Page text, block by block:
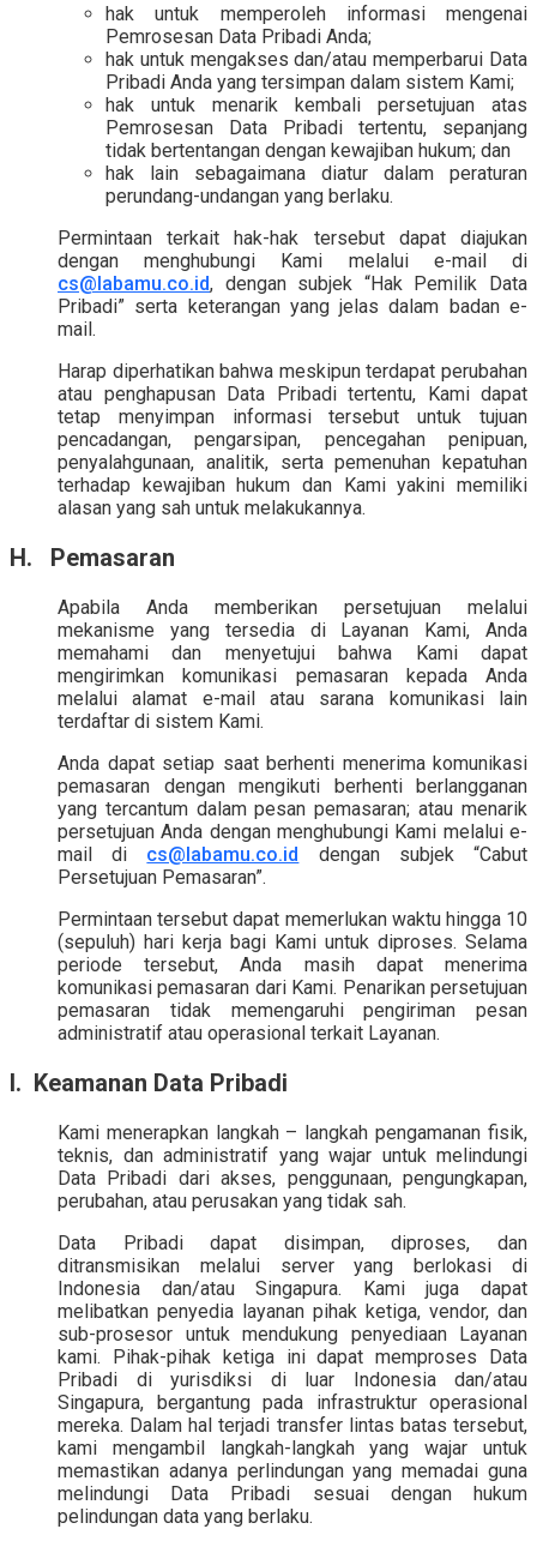
hak untuk memperoleh informasi mengenai
Pemrosesan Data Pribadi Anda;
hak untuk mengakses dan/atau memperbarui Data
Pribadi Anda yang tersimpan dalam sistem Kami;
hak untuk menarik kembali persetujuan atas
Pemrosesan Data Pribadi tertentu, sepanjang
tidak bertentangan dengan kewajiban hukum; dan
hak lain sebagaimana diatur dalam peraturan
perundang-undangan yang berlaku.
Permintaan terkait hak-hak tersebut dapat diajukan
dengan menghubungi Kami melalui e-mail di
cs@labamu.co.id, dengan subjek “Hak Pemilik Data
Pribadi” serta keterangan yang jelas dalam badan e-
mail.
Harap diperhatikan bahwa meskipun terdapat perubahan
atau penghapusan Data Pribadi tertentu, Kami dapat
tetap menyimpan informasi tersebut untuk tujuan
pencadangan, pengarsipan, pencegahan penipuan,
penyalahgunaan, analitik, serta pemenuhan kepatuhan
terhadap kewajiban hukum dan Kami yakini memiliki
alasan yang sah untuk melakukannya.
H. Pemasaran
Apabila Anda memberikan persetujuan melalui
mekanisme yang tersedia di Layanan Kami, Anda
memahami dan menyetujui bahwa Kami dapat
mengirimkan komunikasi pemasaran kepada Anda
melalui alamat e-mail atau sarana komunikasi lain
terdaftar di sistem Kami.
Anda dapat setiap saat berhenti menerima komunikasi
pemasaran dengan mengikuti berhenti berlangganan
yang tercantum dalam pesan pemasaran; atau menarik
persetujuan Anda dengan menghubungi Kami melalui e-
mail di cs@labamu.co.id dengan subjek “Cabut
Persetujuan Pemasaran”.
Permintaan tersebut dapat memerlukan waktu hingga 10
(sepuluh) hari kerja bagi Kami untuk diproses. Selama
periode tersebut, Anda masih dapat menerima
komunikasi pemasaran dari Kami. Penarikan persetujuan
pemasaran tidak memengaruhi pengiriman pesan
administratif atau operasional terkait Layanan.
I. Keamanan Data Pribadi
Kami menerapkan langkah – langkah pengamanan fisik,
teknis, dan administratif yang wajar untuk melindungi
Data Pribadi dari akses, penggunaan, pengungkapan,
perubahan, atau perusakan yang tidak sah.
Data Pribadi dapat disimpan, diproses, dan
ditransmisikan melalui server yang berlokasi di
Indonesia dan/atau Singapura. Kami juga dapat
melibatkan penyedia layanan pihak ketiga, vendor, dan
sub-prosesor untuk mendukung penyediaan Layanan
kami. Pihak-pihak ketiga ini dapat memproses Data
Pribadi di yurisdiksi di luar Indonesia dan/atau
Singapura, bergantung pada infrastruktur operasional
mereka. Dalam hal terjadi transfer lintas batas tersebut,
kami mengambil langkah-langkah yang wajar untuk
memastikan adanya perlindungan yang memadai guna
melindungi Data Pribadi sesuai dengan hukum
pelindungan data yang berlaku.